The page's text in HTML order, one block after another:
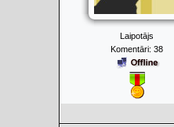
Laipotājs
Komentāri: 38